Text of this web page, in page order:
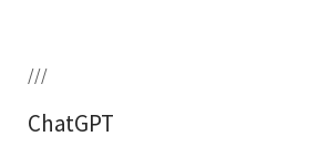
///
ChatGPT